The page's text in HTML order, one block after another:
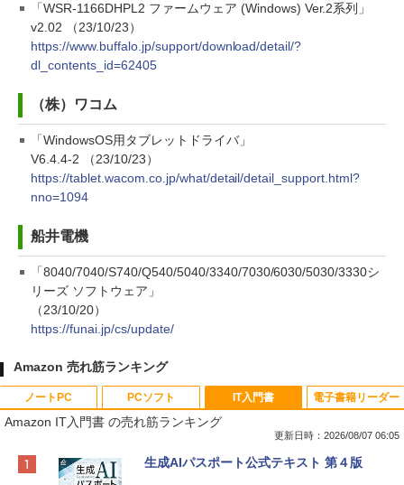
「WSR-1166DHPL2 ファームウェア (Windows) Ver.2系列」
v2.02 （23/10/23）
https://www.buffalo.jp/support/download/detail/?
dl_contents_id=62405
（株）ワコム
「WindowsOS用タブレットドライバ」
V6.4.4-2 （23/10/23）
https://tablet.wacom.co.jp/what/detail/detail_support.html?
nno=1094
船井電機
「8040/7040/S740/Q540/5040/3340/7030/6030/5030/3330シ
リーズ ソフトウェア」
（23/10/20）
https://funai.jp/cs/update/
Amazon 売れ筋ランキング
ノートPC
Apple 2026 MacBook Neo A18 Proチッ
PCソフト
Robloxギフトカード - 800 Robux 【限
IT入門書
Amazon IT入門書 の売れ筋ランキング
更新日時：2026/08/07 06:05
生成AIパスポート公式テキスト 第４版
電子書籍リーダー